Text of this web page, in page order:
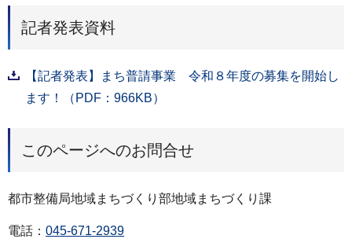
記者発表資料
【記者発表】まち普請事業 令和８年度の募集を開始し
ます！（PDF：966KB）
このページへのお問合せ
都市整備局地域まちづくり部地域まちづくり課
電話： 045-671-2939